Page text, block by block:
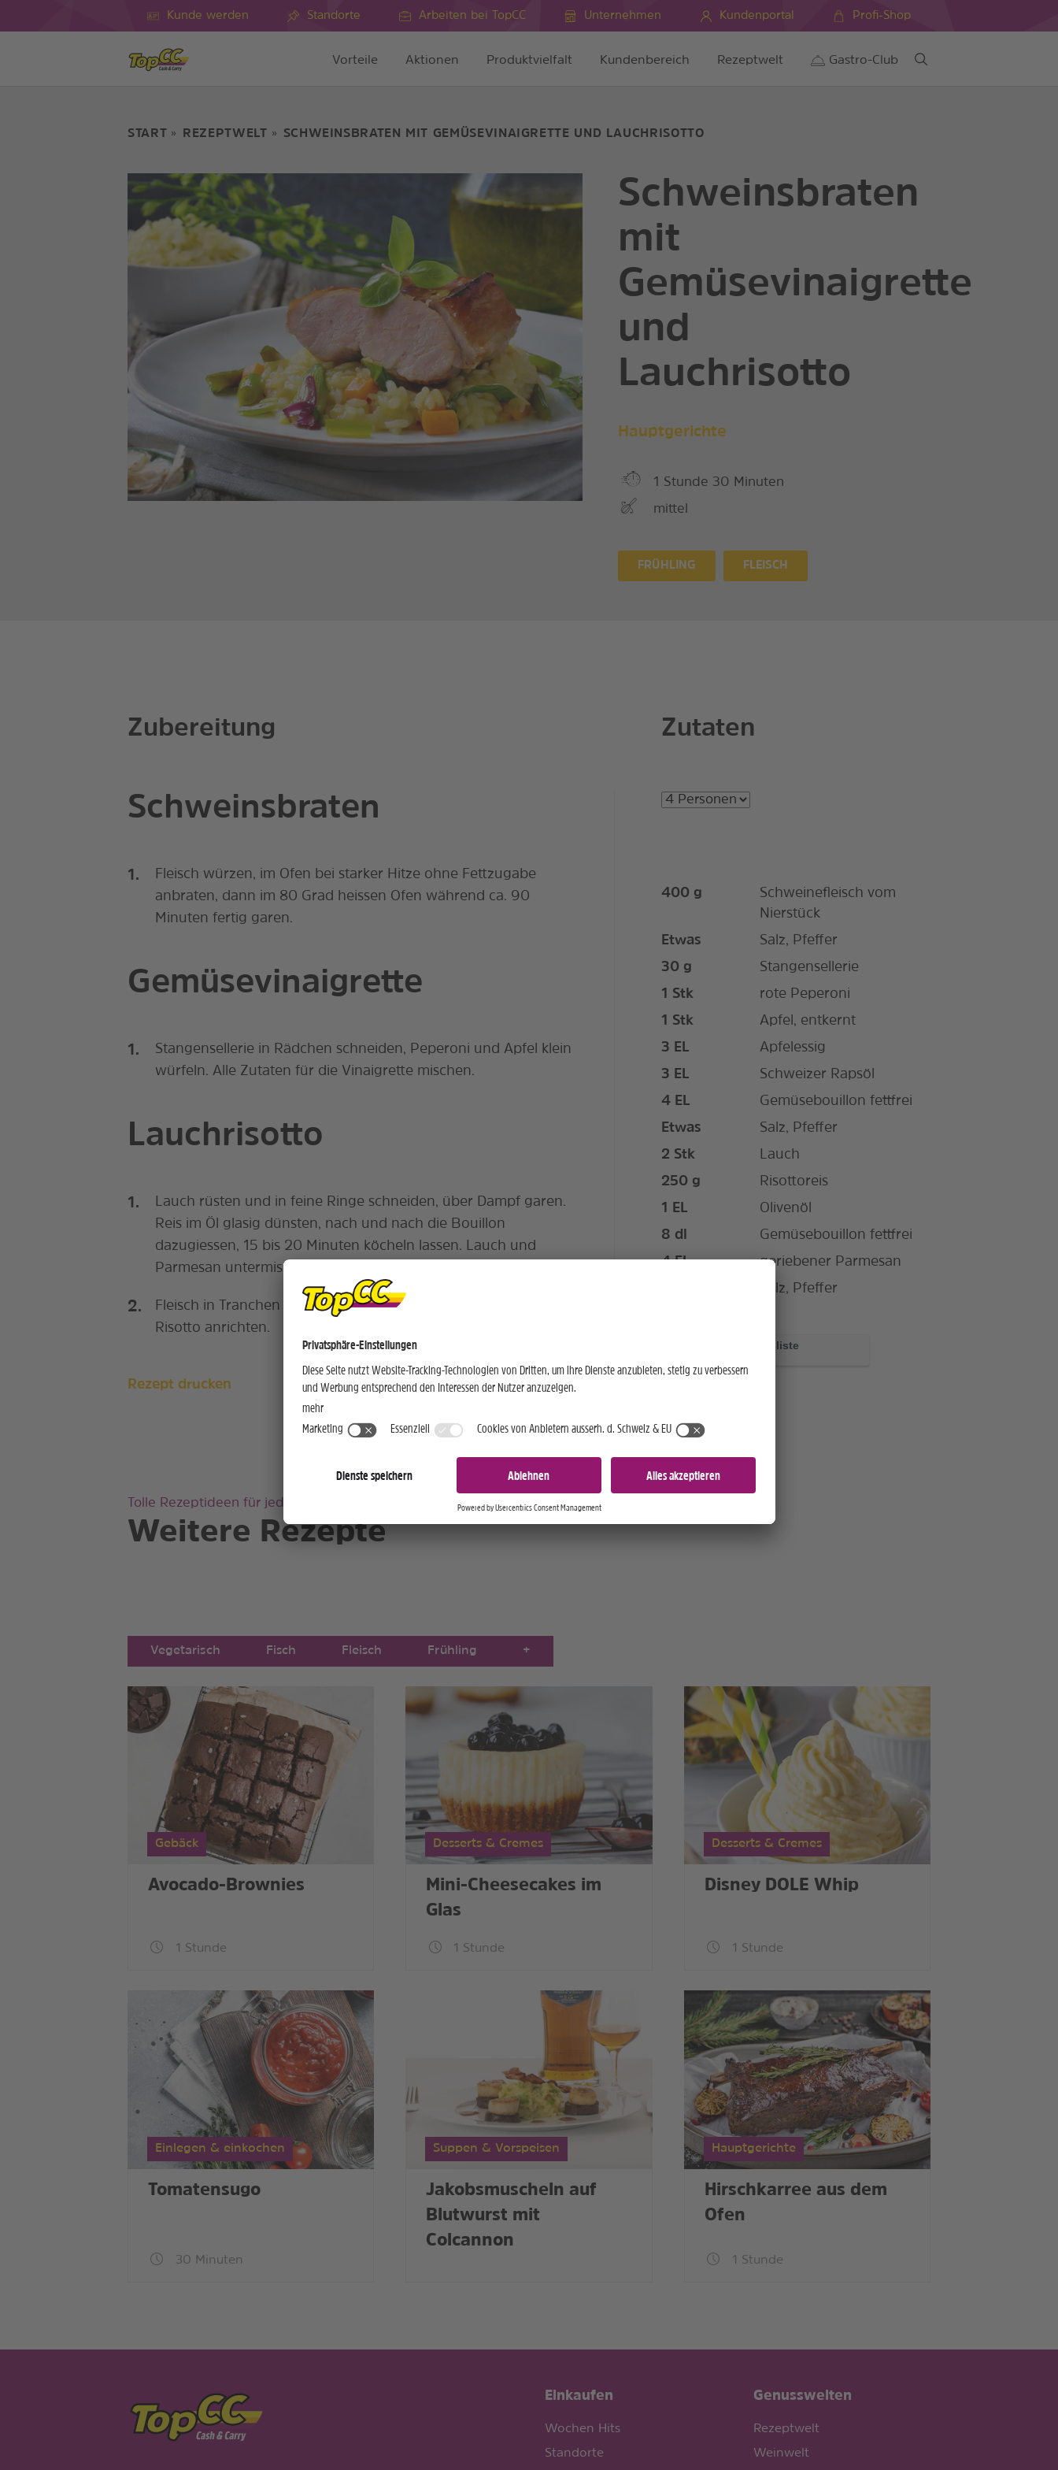
Kunde werden Standorte Arbeiten bei TopCC Unternehmen Kundenportal Profi-Shop
Vorteile Aktionen Produktvielfalt Kundenbereich Rezeptwelt Gastro-Club
START REZEPTWELT SCHWEINSBRATEN MIT GEMÜSEVINAIGRETTE UND LAUCHRISOTTO
Schweinsbraten
mit
Gemüsevinaigrette
und
Lauchrisotto
Hauptgerichte
1 Stunde 30 Minuten
mittel
FRÜHLING FLEISCH
Zubereitung
Schweinsbraten
Fleisch würzen, im Ofen bei starker Hitze ohne Fettzugabe
anbraten, dann im 80 Grad heissen Ofen während ca. 90
Minuten fertig garen.
Gemüsevinaigrette
Stangensellerie in Rädchen schneiden, Peperoni und Apfel klein
würfeln. Alle Zutaten für die Vinaigrette mischen.
Lauchrisotto
Lauch rüsten und in feine Ringe schneiden, über Dampf garen.
Reis im Öl glasig dünsten, nach und nach die Bouillon
dazugiessen, 15 bis 20 Minuten köcheln lassen. Lauch und
Parmesan untermischen, abschmecken.
Fleisch in Tranchen schneiden, mit der Vinaigrette und dem
Risotto anrichten.
Rezept drucken
Zutaten
400 g
Schweinefleisch vom
Nierstück
Etwas
Salz, Pfeffer
30 g
Stangensellerie
1 Stk
rote Peperoni
1 Stk
Apfel, entkernt
3 EL
Apfelessig
3 EL
Schweizer Rapsöl
4 EL
Gemüsebouillon fettfrei
Etwas
Salz, Pfeffer
2 Stk
Lauch
250 g
Risottoreis
1 EL
Olivenöl
8 dl
Gemüsebouillon fettfrei
4EL
geriebener Parmesan
Salz, Pfeffer
zur Einkaufsliste
Weitere Rezepte
Tolle Rezeptideen für jeden Geschmack
Vegetarisch Fisch Fleisch Frühling +
Gebäck
Avocado-Brownies
1 Stunde
Desserts & Cremes
Mini-Cheesecakes im
Glas
1 Stunde
Desserts & Cremes
Disney DOLE Whip
1 Stunde
Einlegen & einkochen
Tomatensugo
30 Minuten
Suppen & Vorspeisen
Jakobsmuscheln auf
Blutwurst mit
Colcannon
Hauptgerichte
Hirschkarree aus dem
Ofen
1 Stunde
Einkaufen
Wochen Hits
Standorte
Genusswelten
Rezeptwelt
Weinwelt